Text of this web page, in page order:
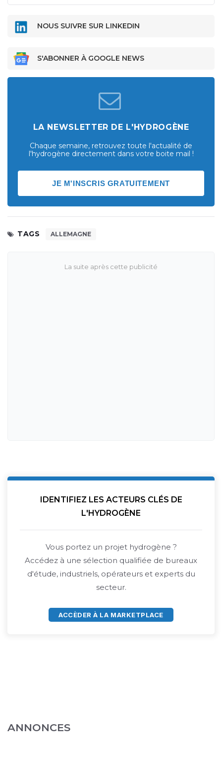
NOUS SUIVRE SUR LINKEDIN
S'ABONNER À GOOGLE NEWS
LA NEWSLETTER DE L'HYDROGÈNE
Chaque semaine, retrouvez toute l'actualité de
l'hydrogène directement dans votre boite mail !
JE M'INSCRIS GRATUITEMENT
TAGS ALLEMAGNE
IDENTIFIEZ LES ACTEURS CLÉS DE
L'HYDROGÈNE
Vous portez un projet hydrogène ?
Accédez à une sélection qualifiée de bureaux
d'étude, industriels, opérateurs et experts du
secteur.
ACCÈDER À LA MARKETPLACE
ANNONCES